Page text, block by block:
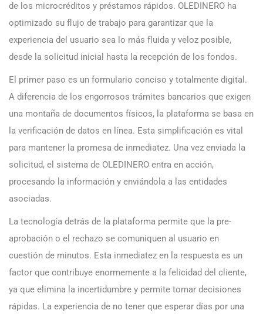
de los microcréditos y préstamos rápidos. OLEDINERO ha
optimizado su flujo de trabajo para garantizar que la
experiencia del usuario sea lo más fluida y veloz posible,
desde la solicitud inicial hasta la recepción de los fondos.
El primer paso es un formulario conciso y totalmente digital.
A diferencia de los engorrosos trámites bancarios que exigen
una montaña de documentos físicos, la plataforma se basa en
la verificación de datos en línea. Esta simplificación es vital
para mantener la promesa de inmediatez. Una vez enviada la
solicitud, el sistema de OLEDINERO entra en acción,
procesando la información y enviándola a las entidades
asociadas.
La tecnología detrás de la plataforma permite que la pre-
aprobación o el rechazo se comuniquen al usuario en
cuestión de minutos. Esta inmediatez en la respuesta es un
factor que contribuye enormemente a la felicidad del cliente,
ya que elimina la incertidumbre y permite tomar decisiones
rápidas. La experiencia de no tener que esperar días por una